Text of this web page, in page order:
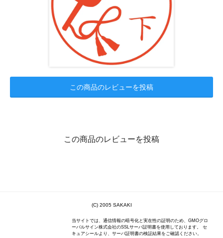
この商品のレビューを投稿
この商品のレビューを投稿
(C) 2005 SAKAKI
当サイトでは、通信情報の暗号化と実在性の証明のため、GMOグロ
ーバルサイン株式会社のSSLサーバ証明書を使用しております。 セ
キュアシールより、サーバ証明書の検証結果をご確認ください。